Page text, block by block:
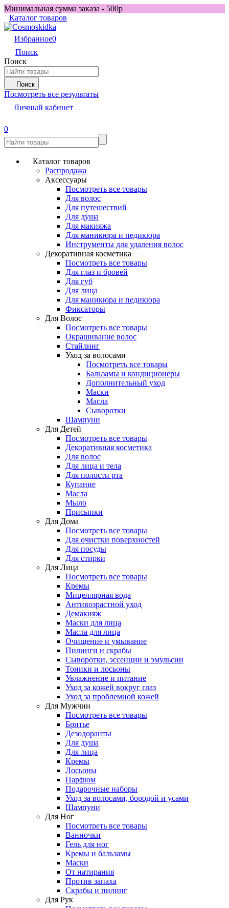
Минимальная сумма заказа - 500р
Каталог товаров
Избранное0
Поиск
Поиск
Поиск
Посмотреть все результаты
Личный кабинет
0
Каталог товаров
Распродажа
Аксессуары
Посмотреть все товары
Для волос
Для путешествий
Для душа
Для макияжа
Для маникюра и педикюра
Инструменты для удаления волос
Декоративная косметика
Посмотреть все товары
Для глаз и бровей
Для губ
Для лица
Для маникюра и педикюра
Фиксаторы
Для Волос
Посмотреть все товары
Окрашивание волос
Стайлинг
Уход за волосами
Посмотреть все товары
Бальзамы и кондиционеры
Дополнительный уход
Маски
Масла
Сыворотки
Шампуни
Для Детей
Посмотреть все товары
Декоративная косметика
Для волос
Для лица и тела
Для полости рта
Купание
Масла
Мыло
Присыпки
Для Дома
Посмотреть все товары
Для очистки поверхностей
Для посуды
Для стирки
Для Лица
Посмотреть все товары
Кремы
Мицеллярная вода
Антивозрастной уход
Демакияж
Маски для лица
Масла для лица
Очищение и умывание
Пилинги и скрабы
Сыворотки, эссенции и эмульсии
Тоники и лосьоны
Увлажнение и питание
Уход за кожей вокруг глаз
Уход за проблемной кожей
Для Мужчин
Посмотреть все товары
Бритье
Дезодоранты
Для душа
Для лица
Кремы
Лосьоны
Парфюм
Подарочные наборы
Уход за волосами, бородой и усами
Шампуни
Для Ног
Посмотреть все товары
Ванночки
Гель для ног
Кремы и бальзамы
Маски
От натирания
Против запаха
Скрабы и пилинг
Для Рук